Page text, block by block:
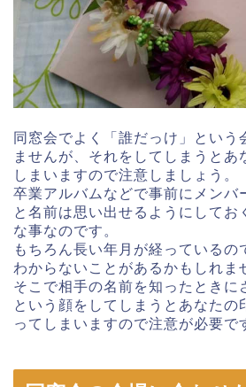
同窓会でよく「誰だっけ」という
ませんが、それをしてしまうとあ
しまいますので注意しましょう。
卒業アルバムなどで事前にメンバ
と名前は思い出せるようにしてお
な事なのです。
もちろん長い年月が経っているの
わからないことがあるかもしれま
そこで相手の名前を知ったときに
という顔をしてしまうとあなたの
ってしまいますので注意が必要で